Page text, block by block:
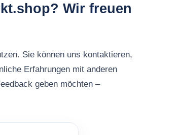
Wir freuen
Sie können uns kontaktieren,
Erfahrungen mit anderen
geben möchten –